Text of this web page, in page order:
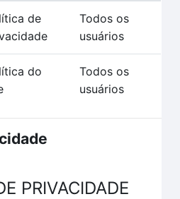
de
Todos os
usuários
do
Todos os
usuários
PRIVACIDADE